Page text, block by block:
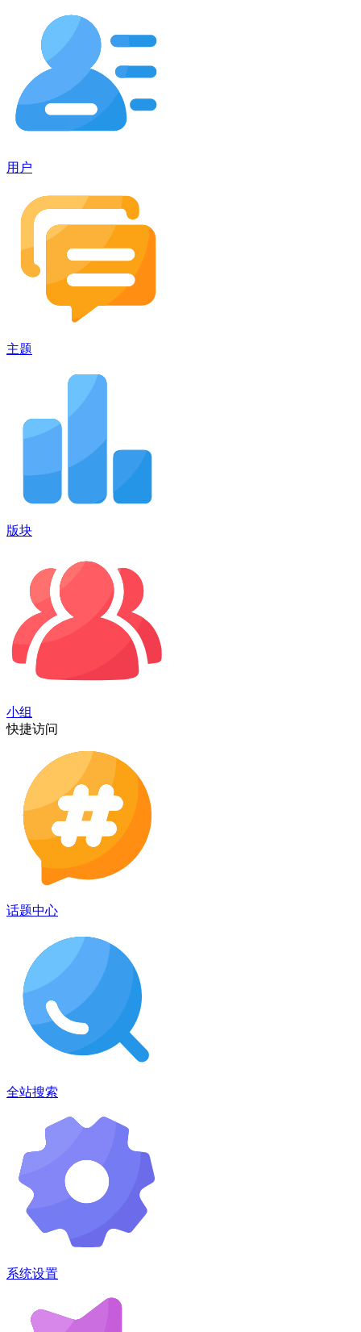
用户
主题
版块
小组
快捷访问
话题中心
全站搜索
系统设置